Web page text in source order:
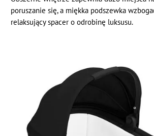
poruszanie się, a miękka podszewka
relaksujący spacer o odrobinę luksusu.